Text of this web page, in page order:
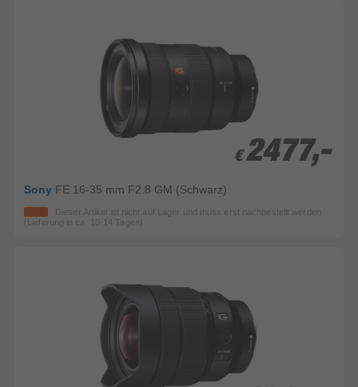
€ 2477,-
€ 2477,-
Sony FE 16-35 mm F2.8 GM (Schwarz)
Dieser Artikel ist nicht auf Lager und muss erst nachbestellt werden
(Lieferung in ca. 10-14 Tagen)